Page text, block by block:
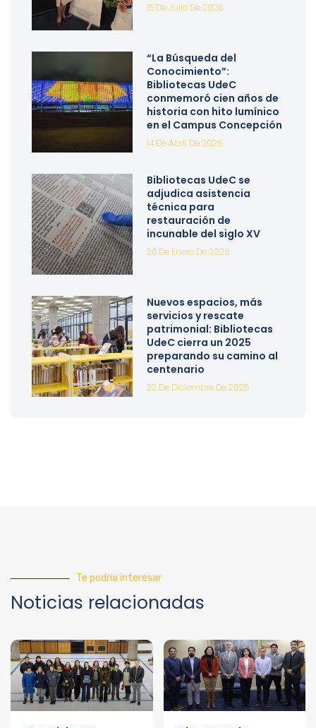
15 De Julio De 2026
“La Búsqueda del
Conocimiento”:
Bibliotecas UdeC
conmemoró cien años de
historia con hito lumínico
en el Campus Concepción
14 De Abril De 2026
Bibliotecas UdeC se
adjudica asistencia
técnica para
restauración de
incunable del siglo XV
26 De Enero De 2026
Nuevos espacios, más
servicios y rescate
patrimonial: Bibliotecas
UdeC cierra un 2025
preparando su camino al
centenario
22 De Diciembre De 2025
Te podría interesar
Noticias relacionadas